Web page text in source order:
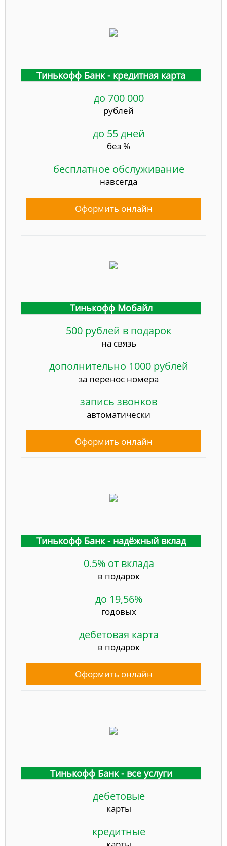
Тинькофф Банк - кредитная карта
до 700 000
рублей
до 55 дней
без %
бесплатное обслуживание
навсегда
Оформить онлайн
Тинькофф Мобайл
500 рублей в подарок
на связь
дополнительно 1000 рублей
за перенос номера
запись звонков
автоматически
Оформить онлайн
Тинькофф Банк - надёжный вклад
0.5% от вклада
в подарок
до 19,56%
годовых
дебетовая карта
в подарок
Оформить онлайн
Тинькофф Банк - все услуги
дебетовые
карты
кредитные